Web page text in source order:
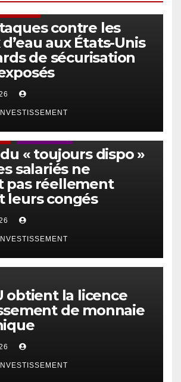
contre les
aux États-Unis
de sécurisation
« toujours dispo »
salariés ne
pas réellement
leurs congés
obtient la licence
de monnaie